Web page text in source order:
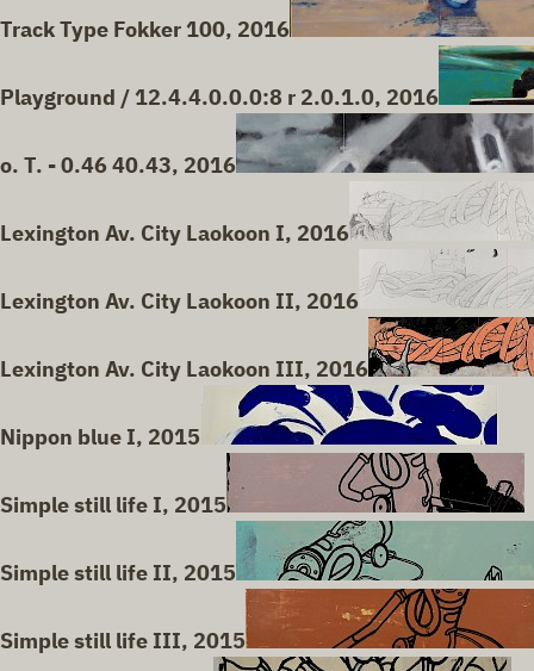
Track Type Fokker 100, 2016
Playground / 12.4.4.0.0.0:8 r 2.0.1.0, 2016
o. T. - 0.46 40.43, 2016
Lexington Av. City Laokoon I, 2016
Lexington Av. City Laokoon II, 2016
Lexington Av. City Laokoon III, 2016
Nippon blue I, 2015
Simple still life I, 2015
Simple still life II, 2015
Simple still life III, 2015